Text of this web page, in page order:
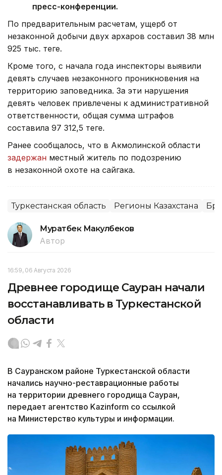
пресс-конференции.
По предварительным расчетам, ущерб от
незаконной добычи двух архаров составил 38 млн
925 тыс. теңге.
Кроме того, с начала года инспекторы выявили
девять случаев незаконного проникновения на
территорию заповедника. За эти нарушения
девять человек привлечены к административной
ответственности, общая сумма штрафов
составила 97 312,5 теңге.
Ранее сообщалось, что в Акмолинской области
задержан местный житель по подозрению
в незаконной охоте на сайгака.
Туркестанская область Регионы Казахстана
Муратбек Макулбеков
Автор
16:59, 06 Августа 2026
Древнее городище Сауран начали
восстанавливать в Туркестанской
области
В Сауранском районе Туркестанской области
начались научно-реставрационные работы
на территории древнего городища Сауран,
передает агентство Kazinform со ссылкой
на Министерство культуры и информации.